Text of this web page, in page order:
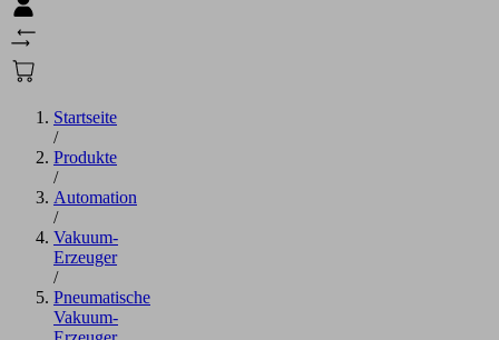
Startseite
/
Produkte
/
Automation
/
Vakuum-
Erzeuger
/
Pneumatische
Vakuum-